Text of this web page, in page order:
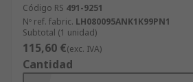
Código RS 491-9251
Nº ref. fabric. LH080095ANK1K99PN1
Subtotal (1 unidad)
115,60 €(exc. IVA)
Cantidad